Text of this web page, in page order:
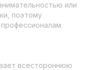
или
поэтому
всестороннюю